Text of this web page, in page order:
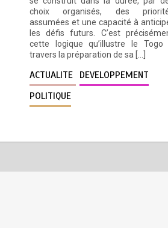
choix organisés, des
assumées et une capacité à
les défis futurs. C’est
cette logique qu’illustre le Togo
travers la préparation de sa […]
ACTUALITE DEVELOPPEMENT
POLITIQUE